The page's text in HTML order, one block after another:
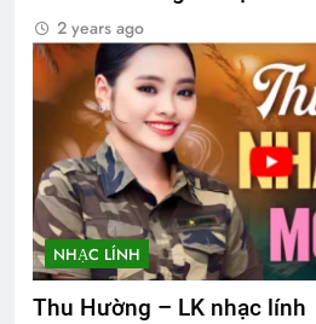
2 years ago
NHẠC LÍNH
Thu Hường – LK nhạc lính